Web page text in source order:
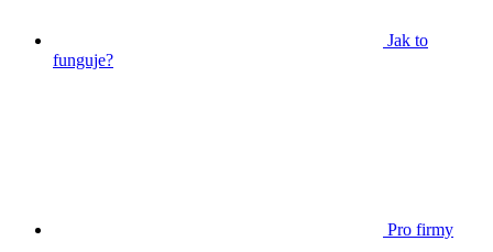
Jak to
funguje?
Pro firmy